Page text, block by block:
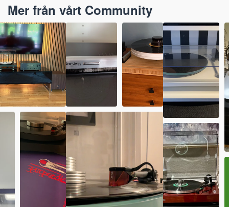
Mer från vårt Community